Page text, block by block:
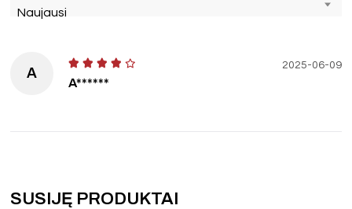
Naujausi
A
A******
2025-06-09
SUSIJĘ PRODUKTAI